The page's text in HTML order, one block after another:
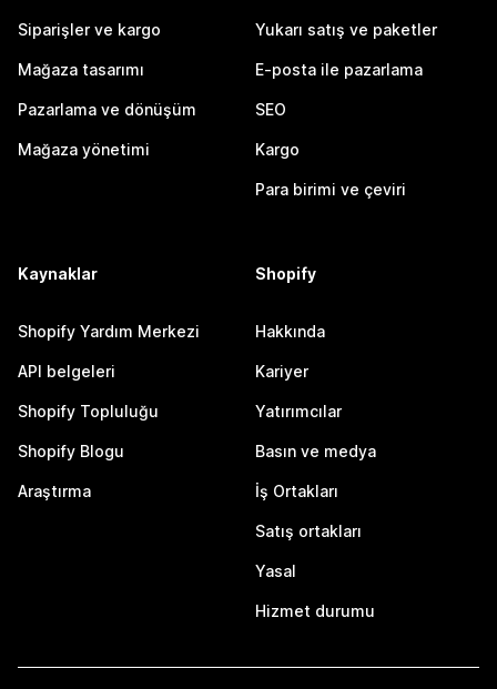
Siparişler ve kargo
Mağaza tasarımı
Pazarlama ve dönüşüm
Mağaza yönetimi
Yukarı satış ve paketler
E-posta ile pazarlama
SEO
Kargo
Para birimi ve çeviri
Kaynaklar
Shopify Yardım Merkezi
API belgeleri
Shopify Topluluğu
Shopify Blogu
Araştırma
Shopify
Hakkında
Kariyer
Yatırımcılar
Basın ve medya
İş Ortakları
Satış ortakları
Yasal
Hizmet durumu